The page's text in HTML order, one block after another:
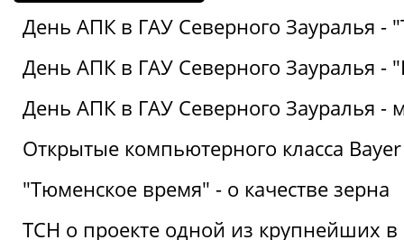
День АПК в ГАУ Северного Зауралья -
День АПК в ГАУ Северного Зауралья -
День АПК в ГАУ Северного Зауралья -
Открытые компьютерного класса Bayer
"Тюменское время" - о качестве зерна
ТСН о проекте одной из крупнейших